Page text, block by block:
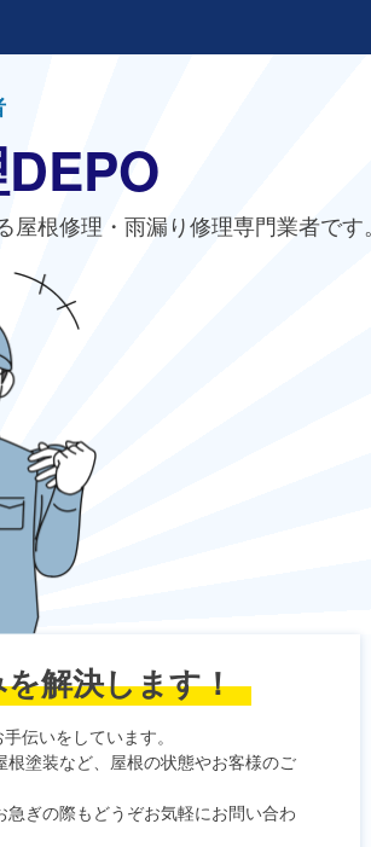
根修理・雨漏り修理専門業者です。
解決します！
伝いをしています。
塗装など、屋根の状態やお客様のご
ぎの際もどうぞお気軽にお問い合わ